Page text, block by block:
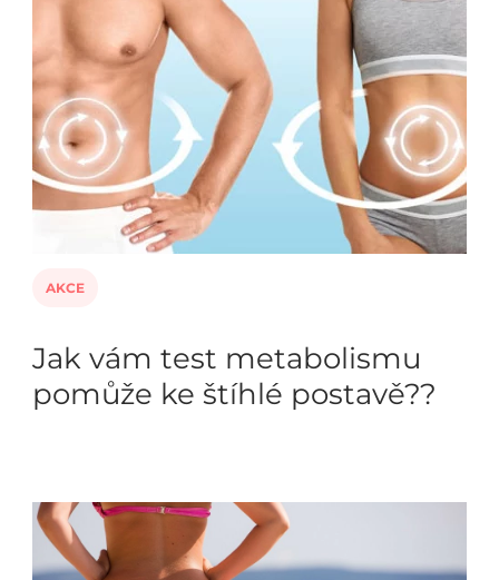
AKCE
Jak vám test metabolismu
pomůže ke štíhlé postavě??